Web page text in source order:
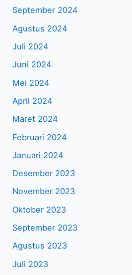
September 2024
Agustus 2024
Juli 2024
Juni 2024
Mei 2024
April 2024
Maret 2024
Februari 2024
Januari 2024
Desember 2023
November 2023
Oktober 2023
September 2023
Agustus 2023
Juli 2023